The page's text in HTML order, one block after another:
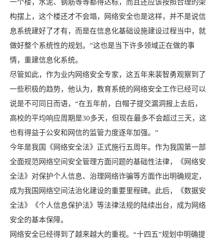
一个楼，水泥、钢筋等等都得达标，而且还应该按照合理的架
构摆上，这个楼还才不会塌，网络安全也是这样，并不是说信
息系统建好了才有，而是在信息化基础设施建设过程当中，就
做好整个系统性的规划。”这也是当下许多领域正在做的事
情，重建信息化系统。
尽管如此，作为业内网络安全专家，这五年来裴智勇观察到了
一些积极的趋势，他认为，教育系统的网络安全工作已经可以
说是不可同日而语，“在五年前，白帽子提交漏洞报上去后，
高校的平均响应周期是30多天，但现在最多不会超过三天，这
也有得益于公安和网信的监管力度逐年加强。”
今年是我国《网络安全法》正式施行五周年。作为我国第一部
全面规范网络空间安全管理方面问题的基础性法律，《网络安
全法》对保护个人信息、治理网络诈骗等方面作出明确规定，
成为我国网络空间法治化建设的重要里程碑。此后，《数据安
全法》《个人信息保护法》等法律法规的陆续出台，成为网络
安全的基本保障。
网络安全已经得到了越来越大的重视。“十四五”规划中明确提